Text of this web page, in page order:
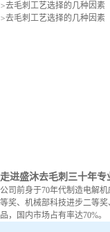
>去毛刺工艺选择的几种因素
>去毛刺工艺选择的几种因素
走进盛沐去毛刺 三十年专
公司前身于70年代制造电解
等奖、机械部科技进步二等
品，国内市场占有率达70%。